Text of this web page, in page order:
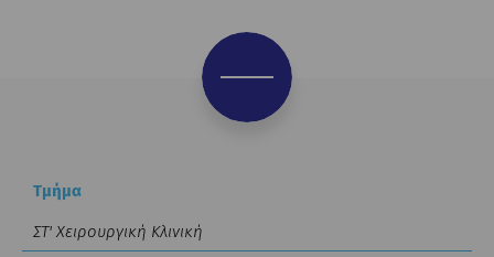
Τμήμα